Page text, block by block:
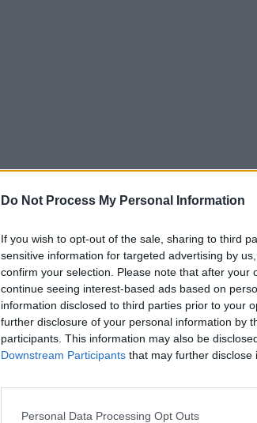
Do Not Process My Personal Information
If you wish to opt-out of the sale, sharing to third
sensitive information for targeted advertising by
confirm your selection. Please note that after your
continue seeing interest-based ads based on
information disclosed to third parties prior to your
further disclosure of your personal information by
participants. This information may also be
Downstream Participants that may further disclose
Personal Data Processing Opt Outs